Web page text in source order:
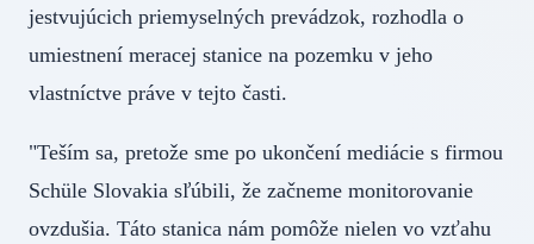
jestvujúcich priemyselných prevádzok, rozhodla o
umiestnení meracej stanice na pozemku v jeho
vlastníctve práve v tejto časti.
"Teším sa, pretože sme po ukončení mediácie s firmou
Schüle Slovakia sľúbili, že začneme monitorovanie
ovzdušia. Táto stanica nám pomôže nielen vo vzťahu